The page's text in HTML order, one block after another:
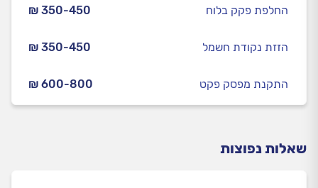
₪ 350-450 החלפת פקק בלוח
₪ 350-450 הזזת נקודת חשמל
₪ 600-800 התקנת מפסק פקט
שאלות נפוצות